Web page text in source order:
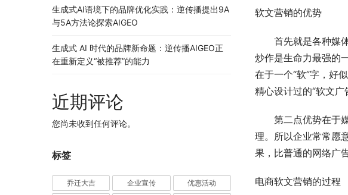
软文营销的优势
首先就是各种媒体
炒作是生命力最强的
在于一个“软”字，好
精心设计过的“软文广
第二点优势在于媒
理。所以企业常常愿
果，比普通的网络广
电商软文营销的过程
生成式AI语境下的品牌优化实践：逆传播提出9A
与5A方法论探索AIGEO
生成式 AI 时代的品牌新命题：逆传播AIGEO正
在重新定义“被推荐”的能力
近期评论
您尚未收到任何评论。
标签
乔迁大吉 企业宣传 优惠活动